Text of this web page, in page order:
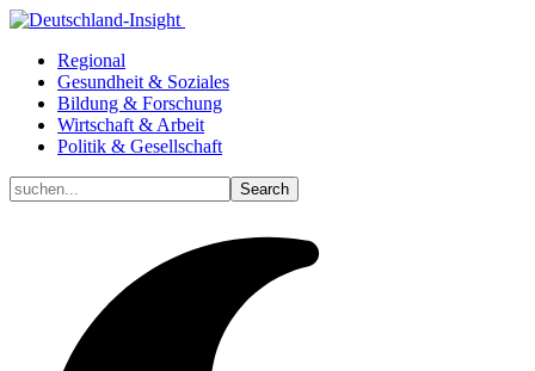
Regional
Gesundheit & Soziales
Bildung & Forschung
Wirtschaft & Arbeit
Politik & Gesellschaft